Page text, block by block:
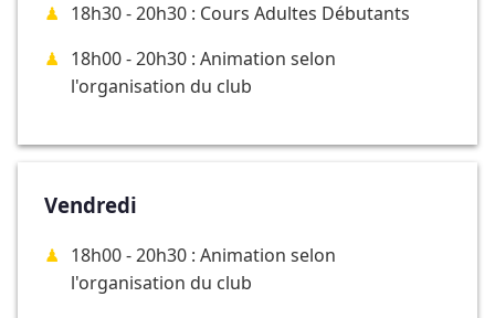
18h30 - 20h30 : Cours Adultes Débutants
18h00 - 20h30 : Animation selon
l'organisation du club
Vendredi
18h00 - 20h30 : Animation selon
l'organisation du club